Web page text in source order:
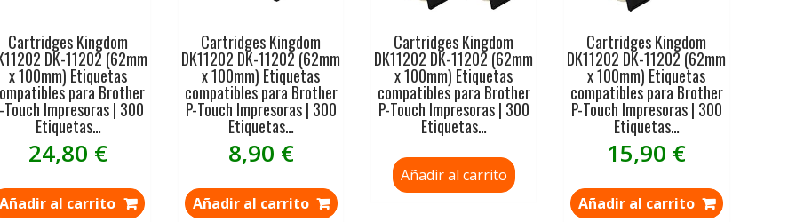
Cartridges Kingdom
DK-11202 (62mm
x 100mm) Etiquetas
para Brother
Touch Impresoras | 300
Etiquetas…
24,80 €
Añadir al carrito
Cartridges Kingdom
DK11202 DK-11202 (62mm
x 100mm) Etiquetas
compatibles para Brother
P-Touch Impresoras | 300
Etiquetas…
8,90 €
Añadir al carrito
Cartridges Kingdom
DK11202 DK-11202 (62mm
x 100mm) Etiquetas
compatibles para Brother
P-Touch Impresoras | 300
Etiquetas…
Añadir al carrito
Cartridges Kingdom
DK11202 DK-11202 (62mm
x 100mm) Etiquetas
compatibles para Brother
P-Touch Impresoras | 300
Etiquetas…
15,90 €
Añadir al carrito